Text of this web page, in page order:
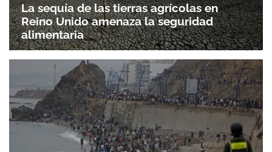
La sequía de las tierras agrícolas en
Reino Unido amenaza la seguridad
alimentaria